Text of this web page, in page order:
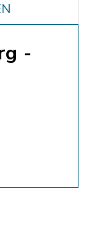
-